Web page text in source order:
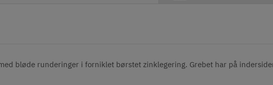
bløde runderinger i forniklet børstet zinklegering. Grebet har på